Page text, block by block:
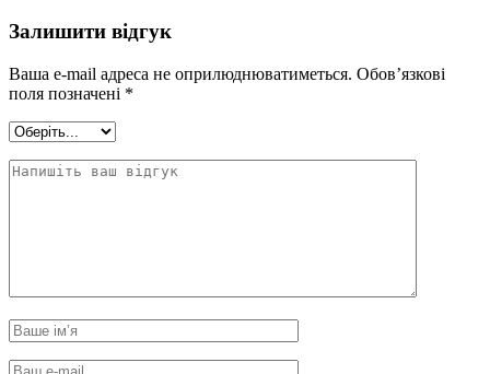
Залишити відгук
Ваша e-mail адреса не оприлюднюватиметься. Обов’язкові
поля позначені *